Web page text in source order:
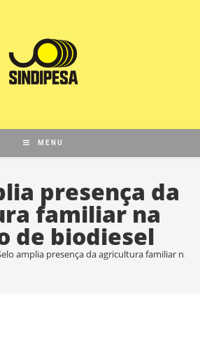
MENU
presença da
familiar na
de biodiesel
amplia presença da agricultura familiar na